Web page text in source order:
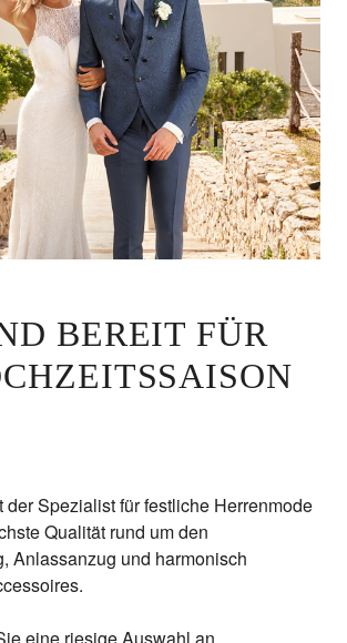
BEREIT FÜR
der Spezialist für festliche Herrenmode
Qualität rund um den
Anlassanzug und harmonisch